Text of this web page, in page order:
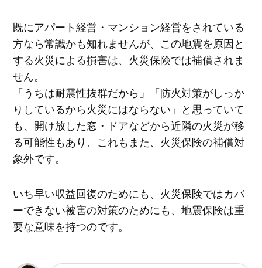
既にアパート経営・マンション経営をされている
方なら常識かも知れませんが、この地震を原因と
する火災による損害は、火災保険では補償されま
せん。
「うちは耐震性抜群だから」「防火対策がしっか
りしているから火災にはならない」と思っていて
も、開け放した窓・ドアなどから近隣の火災が移
る可能性もあり、これもまた、火災保険の補償対
象外です。
いち早い収益回復のためにも、火災保険ではカバ
ーできない被害の対策のためにも、地震保険は重
要な意味を持つのです。